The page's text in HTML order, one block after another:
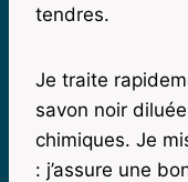
tendres.
Je traite
savon noir
chimiques. Je
: j’assure une